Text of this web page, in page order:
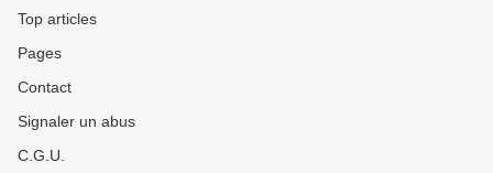
Top articles
Pages
Contact
Signaler un abus
C.G.U.